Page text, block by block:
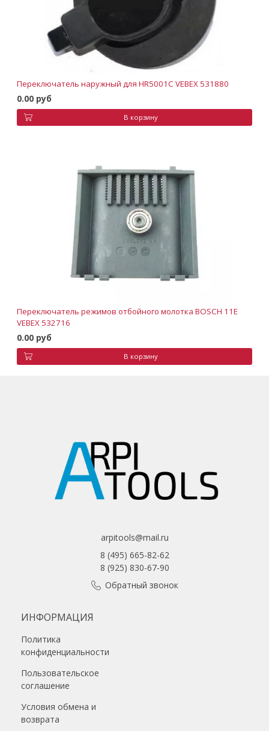
Переключатель наружный для HR5001C VEBEX 531880
0.00 руб
В корзину
Переключатель режимов отбойного молотка BOSCH 11E
VEBEX 532716
0.00 руб
В корзину
arpitools@mail.ru
8 (495) 665-82-62
8 (925) 830-67-90
Обратный звонок
ИНФОРМАЦИЯ
Политика
конфиденциальности
Пользовательское
соглашение
Условия обмена и
возврата